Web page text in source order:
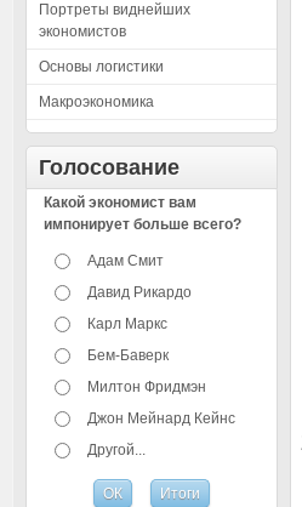
Портреты виднейших
экономистов
Основы логистики
Макроэкономика
Голосование
Какой экономист вам
импонирует больше всего?
Адам Смит
Давид Рикардо
Карл Маркс
Бем-Баверк
Милтон Фридмэн
Джон Мейнард Кейнс
Другой...